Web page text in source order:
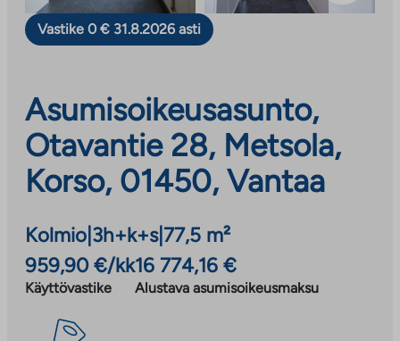
Vastike 0 € 31.8.2026 asti
Asumisoikeusasunto,
Otavantie 28, Metsola,
Korso, 01450, Vantaa
Kolmio 3h+k+s| 77,5 m²
959,90 €/kk
Käyttövastike
16 774,16 €
Alustava asumisoikeusmaksu